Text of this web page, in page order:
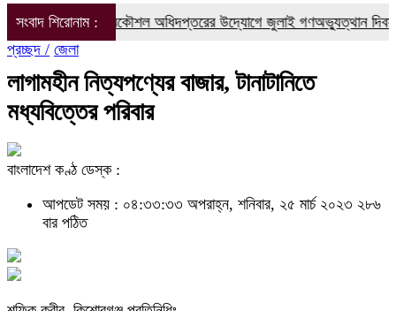
সংবাদ শিরোনাম :
জনস্বাস্থ্য প্রকৌশল অধিদপ্তরের উদ্যোগে জুলাই গণঅভ্যুত্থান দিবস পালিত
প্রচ্ছদ / জেলা
লাগামহীন নিত্যপণ্যের বাজার, টানাটানিতে
মধ্যবিত্তের পরিবার
বাংলাদেশ কণ্ঠ ডেস্ক :
আপডেট সময় : ০৪:৩৩:৩৩ অপরাহ্ন, শনিবার, ২৫ মার্চ ২০২৩ ২৮৬
বার পঠিত